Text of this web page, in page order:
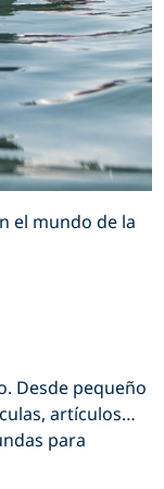
el mundo de la
Desde pequeño
artículos…
para